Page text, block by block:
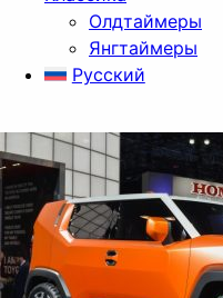
Олдтаймеры
Янгтаймеры
Русский